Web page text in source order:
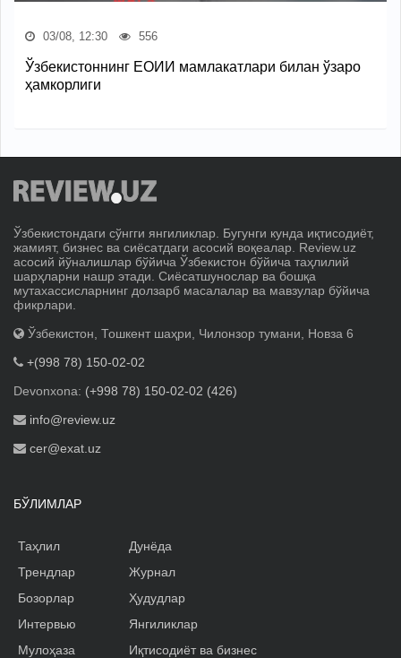
03/08, 12:30 556
Ўзбекистоннинг ЕОИИ мамлакатлари билан ўзаро
ҳамкорлиги
Ўзбекистондаги сўнгги янгиликлар. Бугунги кунда иқтисодиёт,
жамият, бизнес ва сиёсатдаги асосий воқеалар. Review.uz
асосий йўналишлар бўйича Ўзбекистон бўйича таҳлилий
шарҳларни нашр этади. Сиёсатшунослар ва бошқа
мутахассисларнинг долзарб масалалар ва мавзулар бўйича
фикрлари.
Ўзбекистон, Тошкент шаҳри, Чилонзор тумани, Новза 6
+(998 78) 150-02-02
Devonxona: (+998 78) 150-02-02 (426)
info@review.uz
cer@exat.uz
БЎЛИМЛАР
Таҳлил
Трендлар
Бозорлар
Интервью
Мулоҳаза
Дунёда
Журнал
Ҳудудлар
Янгиликлар
Иқтисодиёт ва бизнес